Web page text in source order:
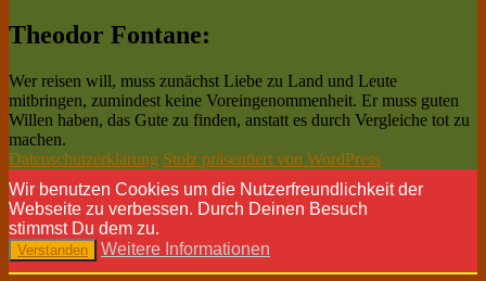
Theodor Fontane:
Wer reisen will, muss zunächst Liebe zu Land und Leute
mitbringen, zumindest keine Voreingenommenheit. Er muss guten
Willen haben, das Gute zu finden, anstatt es durch Vergleiche tot zu
machen.
Datenschutzerklärung Stolz präsentiert von WordPress
Wir benutzen Cookies um die Nutzerfreundlichkeit der
Webseite zu verbessen. Durch Deinen Besuch
stimmst Du dem zu.
Verstanden Weitere Informationen